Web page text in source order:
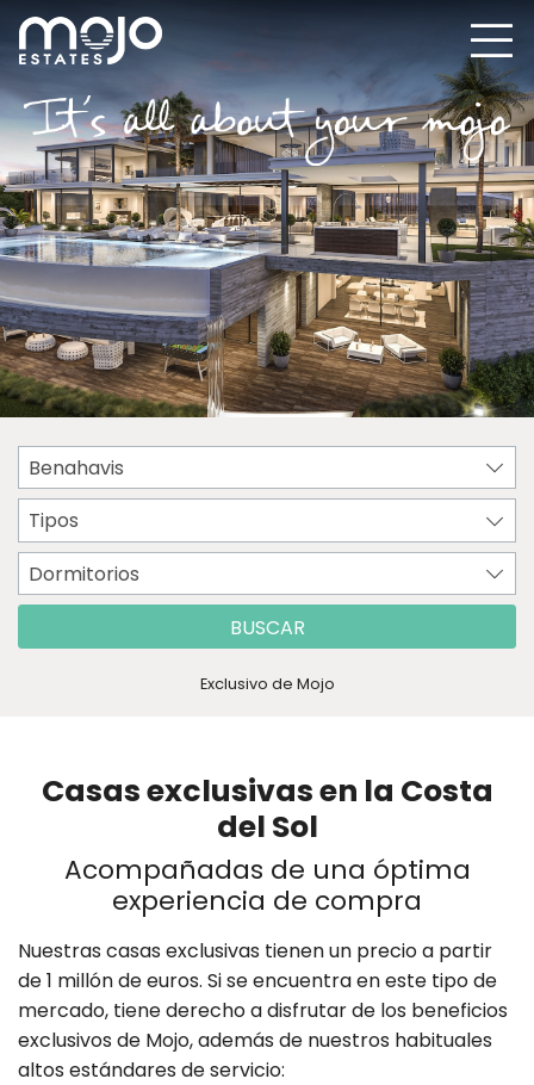
Benahavis
Tipos
Dormitorios
BUSCAR
Exclusivo de Mojo
Casas exclusivas en la Costa
del Sol
Acompañadas de una óptima
experiencia de compra
Nuestras casas exclusivas tienen un precio a partir
de 1 millón de euros. Si se encuentra en este tipo de
mercado, tiene derecho a disfrutar de los beneficios
exclusivos de Mojo, además de nuestros habituales
altos estándares de servicio: